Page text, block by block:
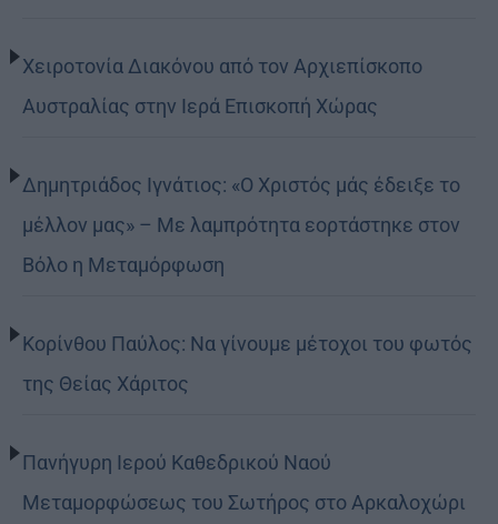
Χειροτονία Διακόνου από τον Αρχιεπίσκοπο
Αυστραλίας στην Ιερά Επισκοπή Χώρας
Δημητριάδος Ιγνάτιος: «Ο Χριστός μάς έδειξε το
μέλλον μας» – Με λαμπρότητα εορτάστηκε στον
Βόλο η Μεταμόρφωση
Κορίνθου Παύλος: Να γίνουμε μέτοχοι του φωτός
της Θείας Χάριτος
Πανήγυρη Ιερού Καθεδρικού Ναού
Μεταμορφώσεως του Σωτήρος στο Αρκαλοχώρι